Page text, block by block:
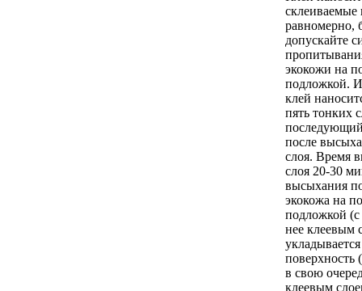
склеиваемые
равномерно,
допускайте
экокожи на
подложкой.
клей
пять тонких
после
слоя. Время
слоя 20-30
высыхания
экокожа на
подложкой
нее клеевым
поверхность
в свою
клеевым